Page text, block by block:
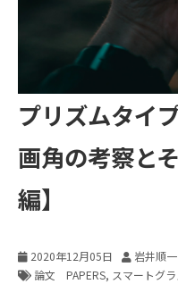
プリズムタイ
画角の考察と
編】
2020年12月05日 岩井順一
論文 PAPERS スマートグ